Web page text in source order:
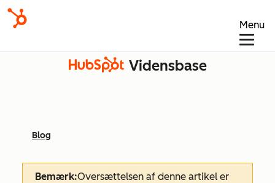
Menu
Vidensbase
Blog
Bemærk:Oversættelsen af denne artikel er